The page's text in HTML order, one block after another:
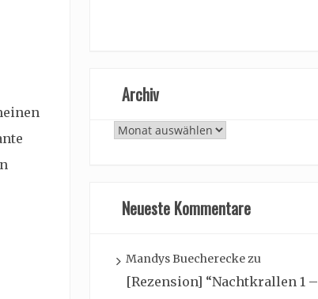
Archiv
Archiv
Neueste Kommentare
Mandys Buechereckezu
[Rezension] “Nachtkrallen 1 –